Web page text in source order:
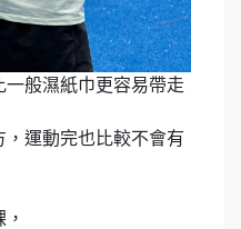
般濕紙巾更容易帶走
運動完也比較不會有